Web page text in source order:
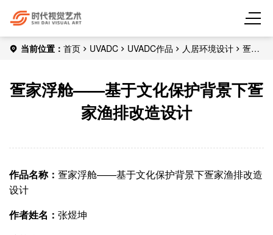
当前位置： 首页 UVADC UVADC作品 人居环境设计
疍家
疍家浮舱——基于文化保护背景下疍
家渔排改造设计
作品名称： 疍家浮舱——基于文化保护背景下疍家渔排改造
设计
作者姓名： 张煜坤